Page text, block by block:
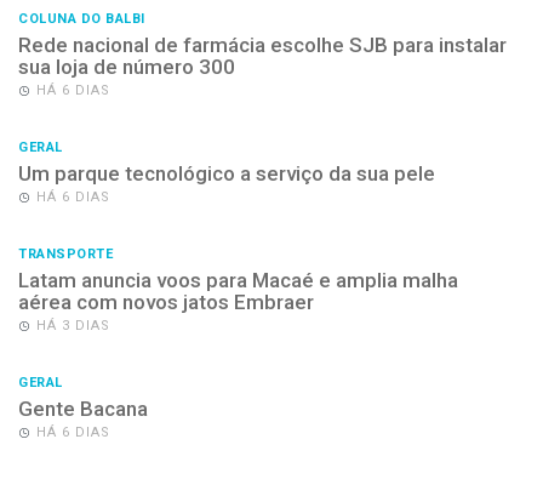
COLUNA DO BALBI
Rede nacional de farmácia escolhe SJB para instalar
sua loja de número 300
HÁ 6 DIAS
GERAL
Um parque tecnológico a serviço da sua pele
HÁ 6 DIAS
TRANSPORTE
Latam anuncia voos para Macaé e amplia malha
aérea com novos jatos Embraer
HÁ 3 DIAS
GERAL
Gente Bacana
HÁ 6 DIAS